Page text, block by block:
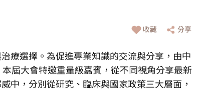
收藏 分享
療選擇。為促進專業知識的交流與分享，由中
屆大會特邀重量級嘉賓，從不同視角分享最新
中，分別從研究、臨床與國家政策三大層面，